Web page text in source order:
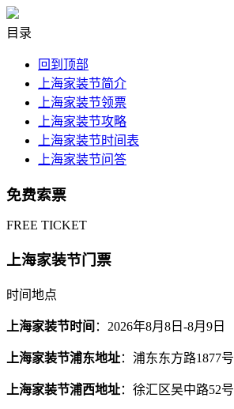
目录
回到顶部
上海家装节简介
上海家装节领票
上海家装节攻略
上海家装节时间表
上海家装节问答
免费索票
FREE TICKET
上海家装节门票
时间地点
上海家装节时间 ：2026年8月8日-8月9日
上海家装节浦东地址：浦东东方路1877号
上海家装节浦西地址：徐汇区吴中路52号